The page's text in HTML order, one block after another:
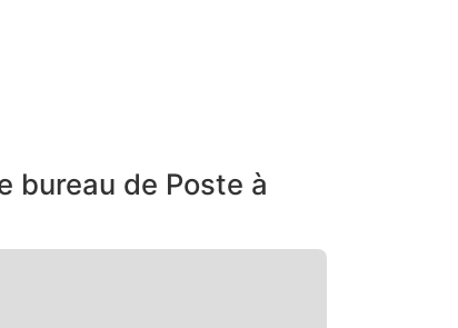
bureau de Poste à